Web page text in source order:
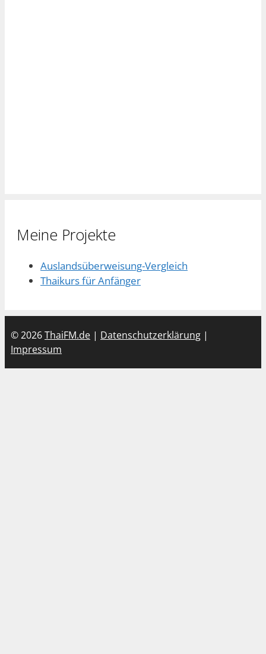
Meine Projekte
Auslandsüberweisung-Vergleich
Thaikurs für Anfänger
© 2026ThaiFM.de | Datenschutzerklärung |
Impressum